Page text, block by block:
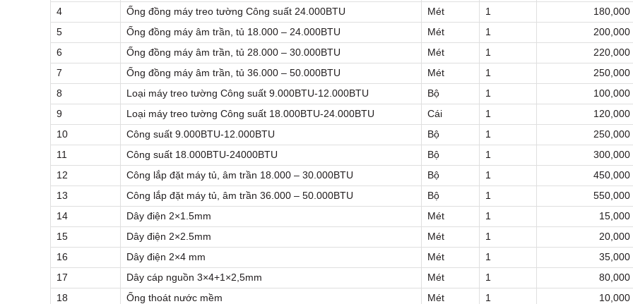
4
Ống đồng máy treo tường Công suất 24.000BTU Mét 1
180,000
5
Ống đồng máy âm trần, tủ 18.000 – 24.000BTU Mét 1
200,000
6
Ống đồng máy âm trần, tủ 28.000 – 30.000BTU Mét 1
220,000
7
Ống đồng máy âm trần, tủ 36.000 – 50.000BTU Mét 1
250,000
8
Loại máy treo tường Công suất 9.000BTU-12.000BTU Bộ 1
100,000
9
Loại máy treo tường Công suất 18.000BTU-24.000BTU Cái 1
120,000
10
Công suất 9.000BTU-12.000BTU Bộ 1
250,000
11
Công suất 18.000BTU-24000BTU Bộ 1
300,000
12
Công lắp đặt máy tủ, âm trần 18.000 – 30.000BTU Bộ 1
450,000
13
Công lắp đặt máy tủ, âm trần 36.000 – 50.000BTU Bộ 1
550,000
14
Dây điện 2×1.5mm Mét 1
15,000
15
Dây điện 2×2.5mm Mét 1
20,000
16
Dây điện 2×4 mm Mét 1
35,000
17
Dây cáp nguồn 3×4+1×2,5mm Mét 1
80,000
18
Ống thoát nước mềm Mét 1
10,000